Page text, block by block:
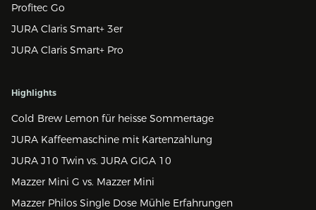
Profitec Go
JURA Claris Smart+ 3er
JURA Claris Smart+ Pro
Highlights
Cold Brew Lemon für heisse Sommertage
JURA Kaffeemaschine mit Kartenzahlung
JURA J10 Twin vs. JURA GIGA 10
Mazzer Mini G vs. Mazzer Mini
Mazzer Philos Single Dose Mühle Erfahrungen